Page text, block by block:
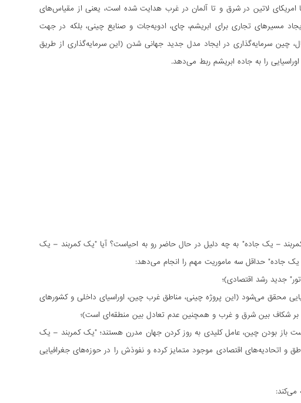
امریکای لاتین در شرق و تا آلمان در غرب هدایت شده است، یعنی از مقیاس‌های
مسیرهای تجاری برای ابریشم، چای، ادویه‌جات و صنایع چینی، بلکه در جهت
سرمایه‌گذاری در ایجاد مدل جدید جهانی شدن (این سرمایه‌گذاری از طریق
را به جاده ابریشم ربط می‌دهد.
– یک جاده" به چه دلیل در حال حاضر رو به احیاست؟ آیا "یک کمربند – یک
یک جاده" حداقل سه ماموریت مهم را انجام می‌دهد:
جدید رشد اقتصادی)؛
محقق می‌شود (این پروژه چینی، مناطق غرب چین، اوراسیای داخلی و کشورهای
بر شکاف بین شرق و غرب و همچنین عدم تعادل بین منطقه‌ای است)؛
باز بودن چین، عامل کلیدی به روز کردن جهان مدرن هستند؛ "یک کمربند – یک
و اتحادیه‌های اقتصادی موجود متمایز کرده و نفوذش را در حوزه‌های جغرافیایی
می‌کند: